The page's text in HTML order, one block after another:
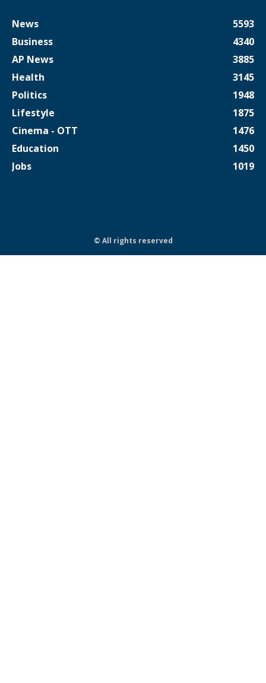
News
5593
Business
4340
AP News
3885
Health
3145
Politics
1948
Lifestyle
1875
Cinema - OTT
1476
Education
1450
Jobs
1019
© All rights reserved